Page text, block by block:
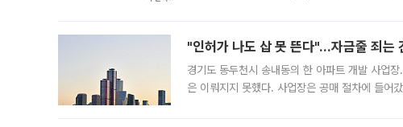
"인허가 나도 삽 못 뜬다"…자금줄 죄
경기도 동두천시 송내동의 한 아파트 개발 사업
은 이뤄지지 못했다. 사업장은 공매 절차에 들